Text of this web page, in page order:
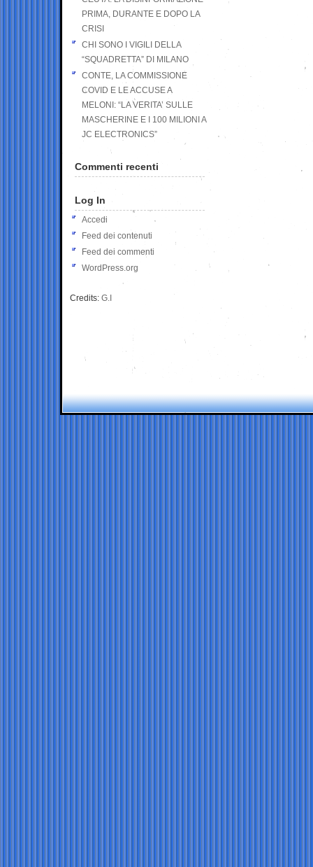
PRIMA, DURANTE E DOPO LA
CRISI
CHI SONO I VIGILI DELLA
“SQUADRETTA” DI MILANO
CONTE, LA COMMISSIONE
COVID E LE ACCUSE A
MELONI: “LA VERITA’ SULLE
MASCHERINE E I 100 MILIONI A
JC ELECTRONICS”
Commenti recenti
Log In
Accedi
Feed dei contenuti
Feed dei commenti
WordPress.org
Credits: G.I